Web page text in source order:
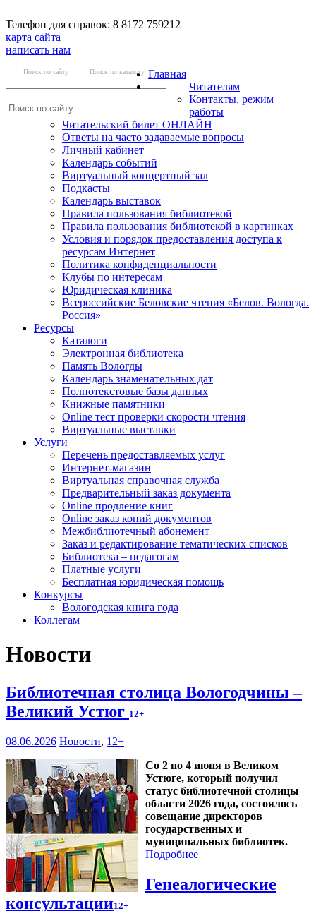
Телефон для справок: 8 8172 759212
карта сайта
написать нам
Поиск по сайту Поиск по каталогу Главная
Читателям
Контакты, режим
работы
Читательский билет ОНЛАЙН
Ответы на часто задаваемые вопросы
Личный кабинет
Календарь событий
Виртуальный концертный зал
Подкасты
Календарь выставок
Правила пользования библиотекой
Правила пользования библиотекой в картинках
Условия и порядок предоставления доступа к
ресурсам Интернет
Политика конфиденциальности
Клубы по интересам
Юридическая клиника
Всероссийские Беловские чтения «Белов. Вологда.
Россия»
Ресурсы
Каталоги
Электронная библиотека
Память Вологды
Календарь знаменательных дат
Полнотекстовые базы данных
Книжные памятники
Online тест проверки скорости чтения
Виртуальные выставки
Услуги
Перечень предоставляемых услуг
Интернет-магазин
Виртуальная справочная служба
Предварительный заказ документа
Online продление книг
Online заказ копий документов
Межбиблиотечный абонемент
Заказ и редактирование тематических списков
Библиотека – педагогам
Платные услуги
Бесплатная юридическая помощь
Конкурсы
Вологодская книга года
Коллегам
Новости
Библиотечная столица Вологодчины –
Великий Устюг 12+
08.06.2026 Новости, 12+
Со 2 по 4 июня в Великом
Устюге, который получил
статус библиотечной столицы
области 2026 года, состоялось
совещание директоров
государственных и
муниципальных библиотек.
Подробнее
Генеалогические
консультации12+